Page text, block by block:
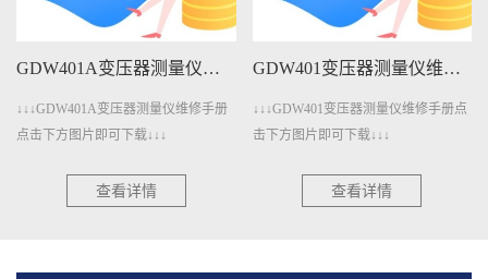
GDW401A变压器测量仪维修手册下载
↓↓↓GDW401A变压器测量仪维修手册
点击下方图片即可下载↓↓↓
查看详情
GDW401变压器测量仪维修手册下载
↓↓↓GDW401变压器测量仪维修手册点
击下方图片即可下载↓↓↓
查看详情